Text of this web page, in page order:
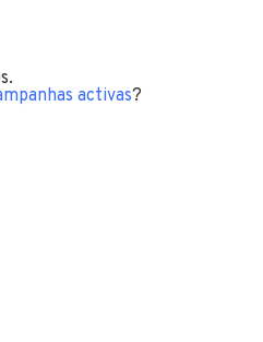
activas?